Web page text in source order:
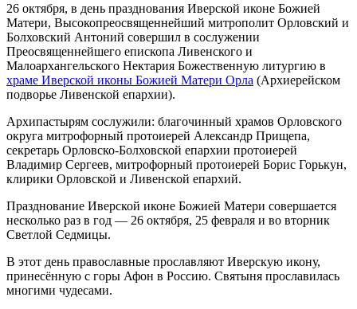
26 октября, в день празднования Иверской иконе Божией
Матери, Высокопреосвященнейший митрополит Орловский и
Болховский Антоний совершил в сослужении
Преосвященнейшего епископа Ливенского и
Малоархангельского Нектария Божественную литургию в
храме Иверской иконы Божией Матери Орла (Архиерейском
подворье Ливенской епархии).
Архипастырям сослужили: благочинный храмов Орловского
округа митрофорный протоиерей Александр Прищепа,
секретарь Орловско-Болховской епархии протоиерей
Владимир Сергеев, митрофорный протоиерей Борис Горькун,
клирики Орловской и Ливенской епархий.
Празднование Иверской иконе Божией Матери совершается
несколько раз в год — 26 октября, 25 февраля и во вторник
Светлой Седмицы.
В этот день православные прославляют Иверскую икону,
принесённую с горы Афон в Россию. Святыня прославилась
многими чудесами.